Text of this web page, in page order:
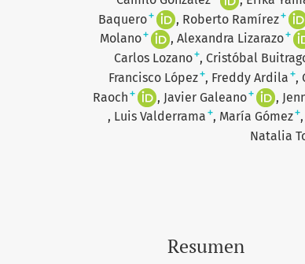
Baquero+ Roberto Ramírez+
Molano+ Alexandra Lizarazo+
Carlos Lozano+ Cristóbal
Francisco López+ Freddy Ardila +
Raoch + Javier Galeano+
Luis Valderrama + María Gómez+
Natalia
Resumen